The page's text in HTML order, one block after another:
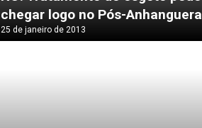
chegar logo no Pós-Anhanguera
25 de janeiro de 2013